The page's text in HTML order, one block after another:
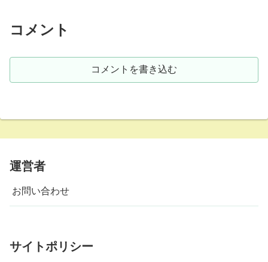
コメント
コメントを書き込む
運営者
お問い合わせ
サイトポリシー